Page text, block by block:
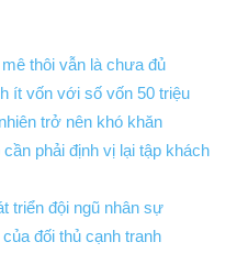
thôi vẫn là chưa đủ
ít vốn với số vốn 50 triệu
trở nên khó khăn
phải định vị lại tập khách
triển đội ngũ nhân sự
đối thủ cạnh tranh